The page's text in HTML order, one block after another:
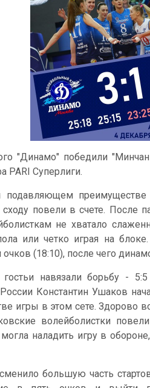
"Динамо" победили
PARI Суперлиги.
повели в счете. После
не хватало
или четко играя на
(18:10), после чего
гостьи навязали борьбу -
Константин Ушаков
игры в этом сете.
волейболистки
наладить игру в
большую часть